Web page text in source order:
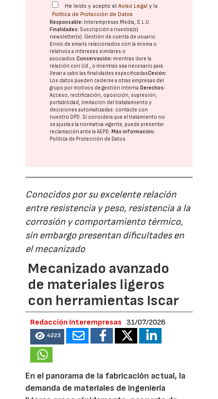
He leído y acepto elAviso Legal y la
Política de Protección de Datos
Responsable: Interempresas Media, S.L.U.
Finalidades: Suscripción a nuestra(s)
newsletter(s). Gestión de cuenta de usuario.
Envío de emails relacionados con la misma o
relativos a intereses similares o
asociados.Conservación: mientras dure la
relación con Ud., o mientras sea necesario para
llevar a cabo las finalidades especificadasCesión:
Los datos pueden cederse a otras empresas del
grupo por motivos de gestión interna. Derechos:
Acceso, rectificación, oposición, supresión,
portabilidad, limitación del tratatamiento y
decisiones automatizadas: contacte con
nuestro DPD. Si considera que el tratamiento no
se ajusta a la normativa vigente, puede presentar
reclamación ante laAEPD. Más información:
Política de Protección de Datos
Conocidos por su excelente relación
entre resistencia y peso, resistencia a la
corrosión y comportamiento térmico,
sin embargo presentan dificultades en
el mecanizado
Mecanizado avanzado
de materiales ligeros
con herramientas Iscar
Redacción Interempresas 31/07/2026
4223
En el panorama de la fabricación actual, la
demanda de materiales de ingeniería